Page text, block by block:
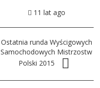
11 lat ago
Ostatnia runda Wyścigowych
Samochodowych Mistrzostw
Polski 2015